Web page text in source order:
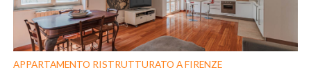
APPARTAMENTO RISTRUTTURATO A FIRENZE